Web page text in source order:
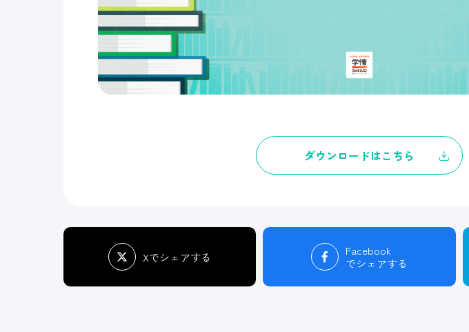
ダウンロードはこちら
Xでシェアする
Facebook
でシェアする